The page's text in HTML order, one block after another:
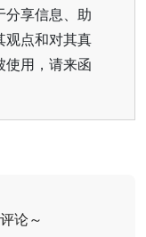
分享信息、助
观点和对其真
使用，请来函
论～